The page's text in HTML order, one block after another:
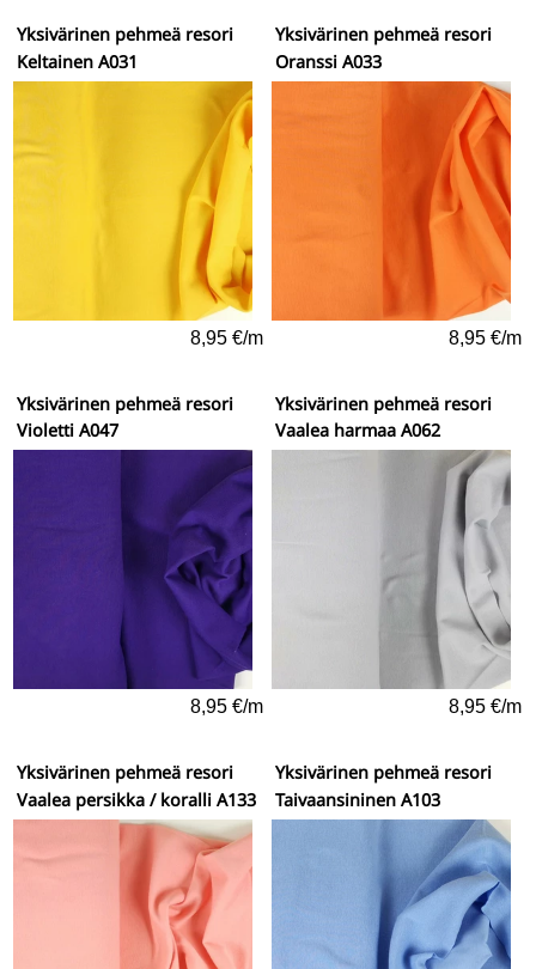
Yksivärinen pehmeä resori
Keltainen A031
8,95 €/m
Yksivärinen pehmeä resori
Oranssi A033
8,95 €/m
Yksivärinen pehmeä resori
Violetti A047
8,95 €/m
Yksivärinen pehmeä resori
Vaalea harmaa A062
8,95 €/m
Yksivärinen pehmeä resori
Vaalea persikka / koralli A133
Yksivärinen pehmeä resori
Taivaansininen A103